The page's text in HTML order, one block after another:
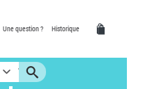
Une question ? Historique